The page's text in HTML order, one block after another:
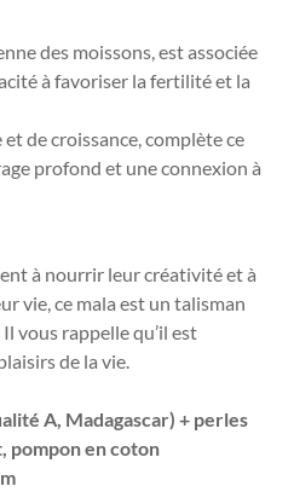
des moissons, est associée
à favoriser la fertilité et la
et de croissance, complète ce
profond et une connexion à
à nourrir leur créativité et à
vie, ce mala est un talisman
vous rappelle qu’il est
de la vie.
A, Madagascar) + perles
pompon en coton